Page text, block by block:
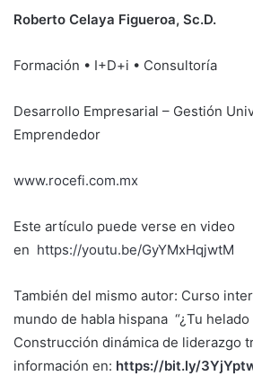
Roberto Celaya Figueroa, Sc.D.
Formación • I+D+i • Consultoría
Desarrollo Empresarial – Gestión
Emprendedor
www.rocefi.com.mx
Este artículo puede verse en video
en https://youtu.be/GyYMxHqjwtM
También del mismo autor: Curso
mundo de habla hispana “¿Tu
Construcción dinámica de liderazgo
información en: https://bit.ly/